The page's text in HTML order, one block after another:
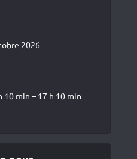
2026
10 min – 17 h 10 min